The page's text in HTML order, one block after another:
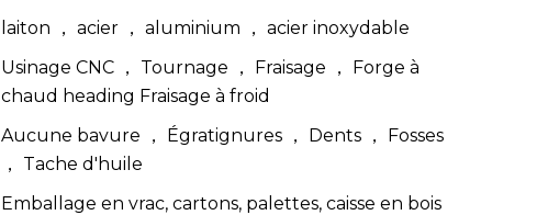
laiton ， acier ， aluminium ， acier inoxydable
Usinage CNC ， Tournage ， Fraisage ， Forge à
chaud heading Fraisage à froid
Aucune bavure ， Égratignures ， Dents ， Fosses
， Tache d'huile
Emballage en vrac, cartons, palettes, caisse en bois